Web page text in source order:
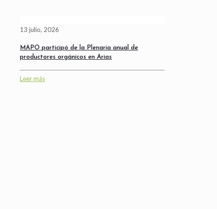
13 julio, 2026
MAPO participó de la Plenaria anual de
productores orgánicos en Arias
Leer más